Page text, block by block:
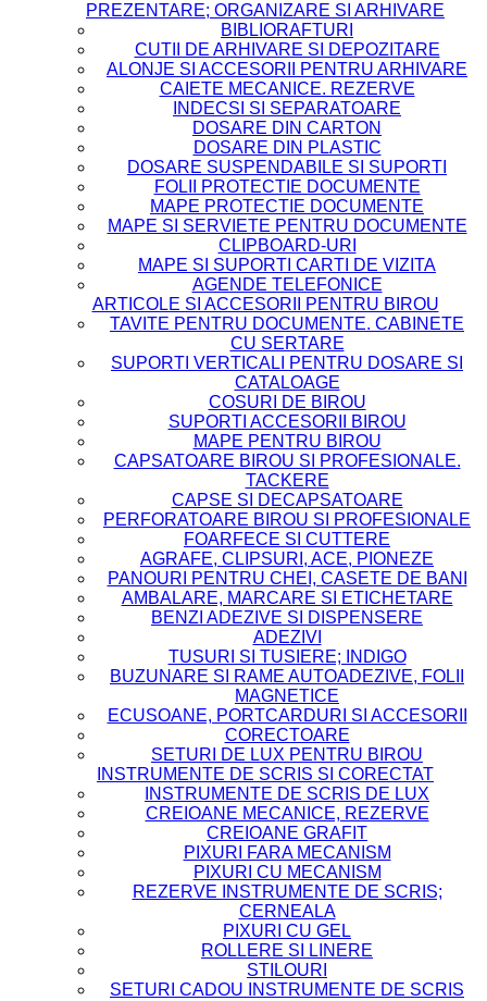
PREZENTARE; ORGANIZARE SI ARHIVARE
BIBLIORAFTURI
CUTII DE ARHIVARE SI DEPOZITARE
ALONJE SI ACCESORII PENTRU ARHIVARE
CAIETE MECANICE. REZERVE
INDECSI SI SEPARATOARE
DOSARE DIN CARTON
DOSARE DIN PLASTIC
DOSARE SUSPENDABILE SI SUPORTI
FOLII PROTECTIE DOCUMENTE
MAPE PROTECTIE DOCUMENTE
MAPE SI SERVIETE PENTRU DOCUMENTE
CLIPBOARD-URI
MAPE SI SUPORTI CARTI DE VIZITA
AGENDE TELEFONICE
ARTICOLE SI ACCESORII PENTRU BIROU
TAVITE PENTRU DOCUMENTE. CABINETE
CU SERTARE
SUPORTI VERTICALI PENTRU DOSARE SI
CATALOAGE
COSURI DE BIROU
SUPORTI ACCESORII BIROU
MAPE PENTRU BIROU
CAPSATOARE BIROU SI PROFESIONALE.
TACKERE
CAPSE SI DECAPSATOARE
PERFORATOARE BIROU SI PROFESIONALE
FOARFECE SI CUTTERE
AGRAFE, CLIPSURI, ACE, PIONEZE
PANOURI PENTRU CHEI, CASETE DE BANI
AMBALARE, MARCARE SI ETICHETARE
BENZI ADEZIVE SI DISPENSERE
ADEZIVI
TUSURI SI TUSIERE; INDIGO
BUZUNARE SI RAME AUTOADEZIVE, FOLII
MAGNETICE
ECUSOANE, PORTCARDURI SI ACCESORII
CORECTOARE
SETURI DE LUX PENTRU BIROU
INSTRUMENTE DE SCRIS SI CORECTAT
INSTRUMENTE DE SCRIS DE LUX
CREIOANE MECANICE, REZERVE
CREIOANE GRAFIT
PIXURI FARA MECANISM
PIXURI CU MECANISM
REZERVE INSTRUMENTE DE SCRIS;
CERNEALA
PIXURI CU GEL
ROLLERE SI LINERE
STILOURI
SETURI CADOU INSTRUMENTE DE SCRIS